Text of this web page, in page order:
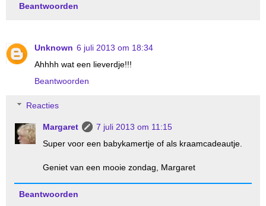
Beantwoorden
Unknown 6 juli 2013 om 18:34
Ahhhh wat een lieverdje!!!
Beantwoorden
Reacties
Margaret
7 juli 2013 om 11:15
Super voor een babykamertje of als kraamcadeautje.
Geniet van een mooie zondag, Margaret
Beantwoorden